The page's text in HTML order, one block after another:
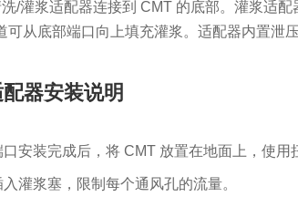
/灌浆适配器连接到 CMT 的底部。灌浆适
可从底部端口向上填充灌浆。适配器内置泄
器安装说明
口安装完成后，将 CMT 放置在地面上，使用
入灌浆塞，限制每个通风孔的流量。